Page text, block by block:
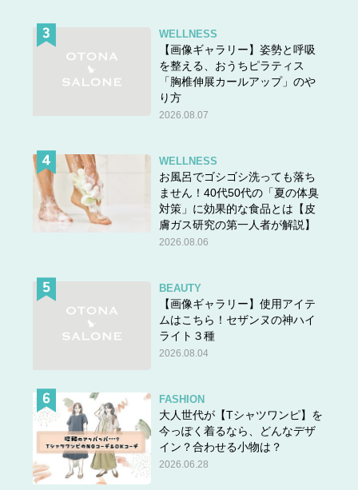
WELLNESS
【画像ギャラリー】姿勢と呼吸
を整える、おうちピラティス
「胸椎伸展カールアップ」のや
り方
2026.08.07
WELLNESS
お風呂でゴシゴシ洗っても落ち
ません！40代50代の「夏の体臭
対策」に効果的な食品とは【皮
膚ガス研究の第一人者が解説】
2026.08.06
BEAUTY
【画像ギャラリー】使用アイテ
ムはこちら！セザンヌの神ハイ
ライト３種
2026.08.04
FASHION
大人世代が【Tシャツワンピ】を
今っぽく着るなら、どんなデザ
イン？合わせる小物は？
2026.06.28